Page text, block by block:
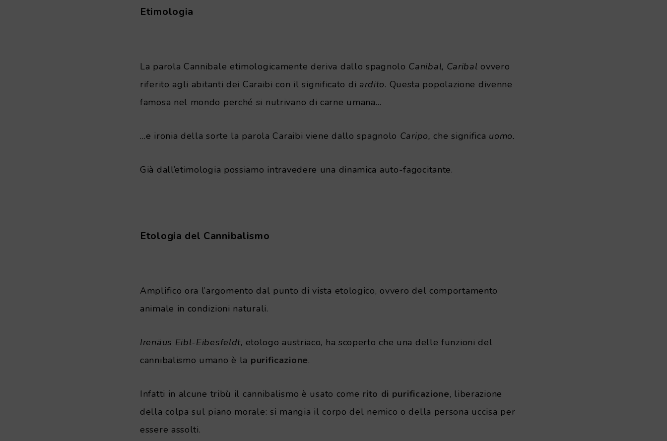
Etimologia
La parola Cannibale etimologicamente deriva dallo spagnolo Canibal, Caribal ovvero
riferito agli abitanti dei Caraibi con il significato di ardito. Questa popolazione divenne
famosa nel mondo perché si nutrivano di carne umana…
…e ironia della sorte la parola Caraibi viene dallo spagnolo Caripo, che significa uomo.
Già dall’etimologia possiamo intravedere una dinamica auto-fagocitante.
Etologia del Cannibalismo
Amplifico ora l’argomento dal punto di vista etologico, ovvero del comportamento
animale in condizioni naturali.
Irenäus Eibl-Eibesfeldt, etologo austriaco, ha scoperto che una delle funzioni del
cannibalismo umano è la purificazione.
Infatti in alcune tribù il cannibalismo è usato come rito di purificazione, liberazione
della colpa sul piano morale: si mangia il corpo del nemico o della persona uccisa per
essere assolti.